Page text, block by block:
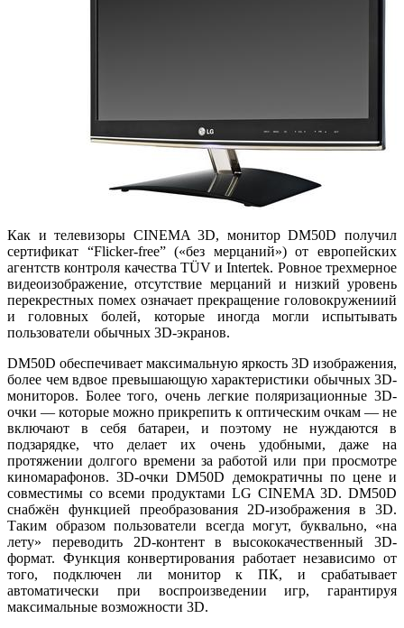
Как и телевизоры CINEMA 3D, монитор DM50D получил
сертификат “Flicker-free” («без мерцаний») от европейских
агентств контроля качества TÜV и Intertek. Ровное трехмерное
видеоизображение, отсутствие мерцаний и низкий уровень
перекрестных помех означает прекращение головокружениий
и головных болей, которые иногда могли испытывать
пользователи обычных 3D-экранов.
DM50D обеспечивает максимальную яркость 3D изображения,
более чем вдвое превышающую характеристики обычных 3D-
мониторов. Более того, очень легкие поляризационные 3D-
очки ― которые можно прикрепить к оптическим очкам ― не
включают в себя батареи, и поэтому не нуждаются в
подзарядке, что делает их очень удобными, даже на
протяжении долгого времени за работой или при просмотре
киномарафонов. 3D-очки DM50D демократичны по цене и
совместимы со всеми продуктами LG CINEMA 3D. DM50D
снабжён функцией преобразования 2D-изображения в 3D.
Таким образом пользователи всегда могут, буквально, «на
лету» переводить 2D-контент в высококачественный 3D-
формат. Функция конвертирования работает независимо от
того, подключен ли монитор к ПК, и срабатывает
автоматически при воспроизведении игр, гарантируя
максимальные возможности 3D.